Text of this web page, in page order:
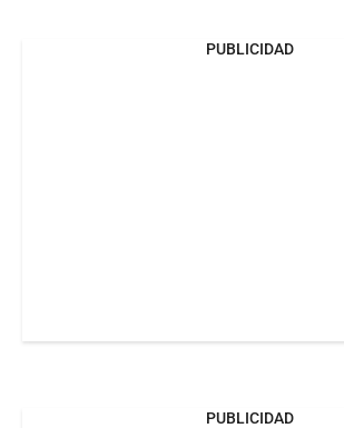
PUBLICIDAD
PUBLICIDAD